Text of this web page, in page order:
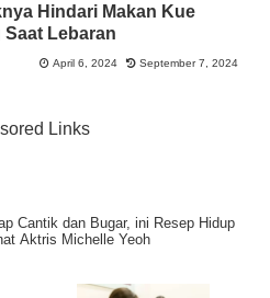
Hindari Makan Kue
Saat Lebaran
April 6, 2024 September 7, 2024
Links
Cantik dan Bugar, ini Resep Hidup
Aktris Michelle Yeoh